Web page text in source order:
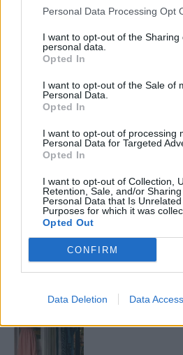
Personal Data Processing Opt
I want to opt-out of the Sharing
personal data.
Opted In
I want to opt-out of the Sale of
Personal Data.
Opted In
I want to opt-out of processing
Personal Data for Targeted
Opted In
I want to opt-out of Collection,
Retention, Sale, and/or
Personal Data that Is
Purposes for which it was
Opted Out
CONFIRM
Data Deletion Data Access
Pedig szóltam… –
gyűjteménye
Elyna Robbs:
13. rész
Woody Allen